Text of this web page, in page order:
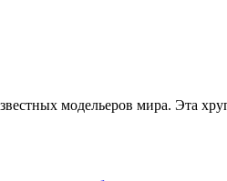
модельеров мира. Эта